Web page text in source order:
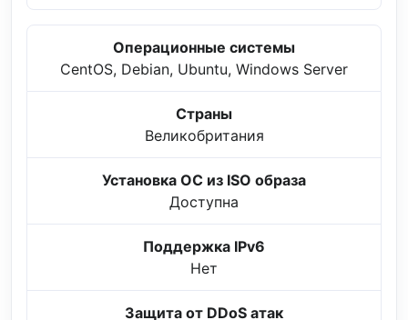
Операционные системы
CentOS, Debian, Ubuntu, Windows Server
Страны
Великобритания
Установка ОС из ISO образа
Доступна
Поддержка IPv6
Нет
Защита от DDoS атак